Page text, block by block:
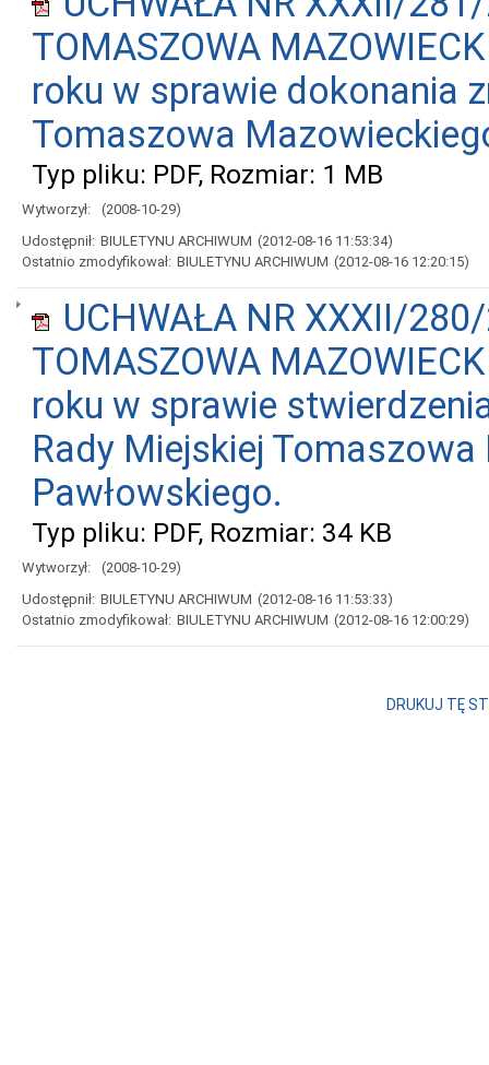
TOMASZOWA
roku w sprawie dokonania
Tomaszowa
Typ pliku: PDF, Rozmiar: 1 MB
Wytworzył:
(2008-10-29)
Udostępnił: BIULETYNU ARCHIWUM (2012-08-16 11:53:34)
Ostatnio zmodyfikował: BIULETYNU ARCHIWUM (2012-08-16 12:20:15)
UCHWAŁA NR XXXII/
TOMASZOWA
roku w sprawie
Rady Miejskiej
Pawłowskiego.
Typ pliku: PDF, Rozmiar: 34 KB
Wytworzył:
(2008-10-29)
Udostępnił: BIULETYNU ARCHIWUM (2012-08-16 11:53:33)
Ostatnio zmodyfikował: BIULETYNU ARCHIWUM (2012-08-16 12:00:29)
DRUKUJ TĘ